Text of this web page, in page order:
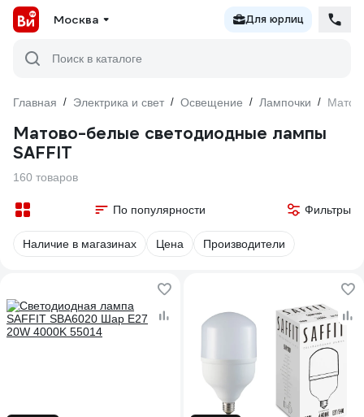
Москва Для юрлиц
Поиск в каталоге
Главная / Электрика и свет / Освещение / Лампочки /
Матово-белые светодиодные лампы
SAFFIT
160 товаров
По популярности Фильтры
Наличие в магазинах Цена Производители